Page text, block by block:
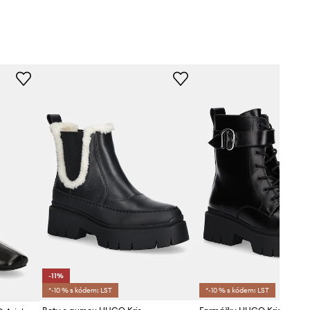
-11%
*-10 % s kódem: LST
*-10 % s kódem: LST